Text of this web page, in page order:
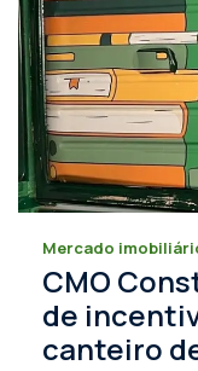
Mercado
CMO
de
canteiro